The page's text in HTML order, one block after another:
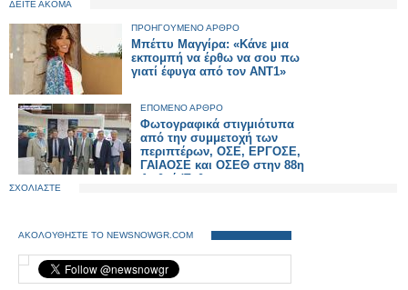
ΔΕΙΤΕ ΑΚΟΜΑ
ΠΡΟΗΓΟΥΜΕΝΟ ΑΡΘΡΟ
Μπέττυ Μαγγίρα: «Κάνε μια
εκπομπή να έρθω να σου πω
γιατί έφυγα από τον ΑΝΤ1»
ΕΠΟΜΕΝΟ ΑΡΘΡΟ
Φωτογραφικά στιγμιότυπα
από την συμμετοχή των
περιπτέρων, ΟΣΕ, ΕΡΓΟΣΕ,
ΓΑΙΑΟΣΕ και ΟΣΕΘ στην 88η
Διεθνή Έκθεση
ΣΧΟΛΙΑΣΤΕ
ΑΚΟΛΟΥΘΗΣΤΕ ΤΟ NEWSNOWGR.COM